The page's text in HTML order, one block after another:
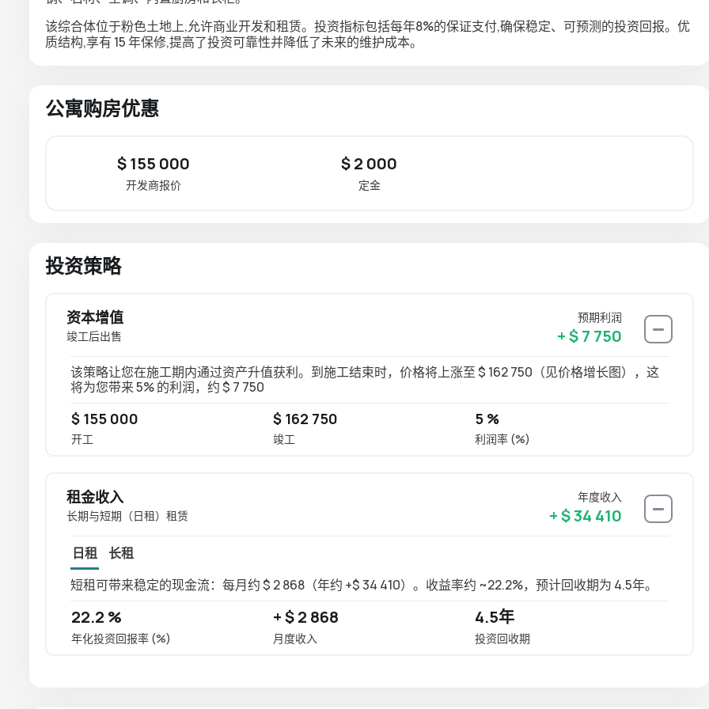
该综合体位于粉色土地上,允许商业开发和租赁。投资指标包括每年8%的保证支付,确保稳定、可预测的投资回报。优
质结构,享有 15 年保修,提高了投资可靠性并降低了未来的维护成本。
公寓购房优惠
$ 155 000
开发商报价
$ 2 000
定金
投资策略
资本增值
预期利润
竣工后出售
+ $ 7 750
该策略让您在施工期内通过资产升值获利。到施工结束时，价格将上涨至 $ 162 750（见价格增长图），这
将为您带来 5% 的利润，约 $ 7 750
$ 155 000
开工
$ 162 750
竣工
5 %
利润率 (%)
租金收入
年度收入
长期与短期（日租）租赁
+ $ 34 410
日租
长租
短租可带来稳定的现金流：每月约 $ 2 868（年约 +$ 34 410）。收益率约 ~22.2%，预计回收期为 4.5年。
22.2 %
年化投资回报率 (%)
+ $ 2 868
月度收入
4.5年
投资回收期